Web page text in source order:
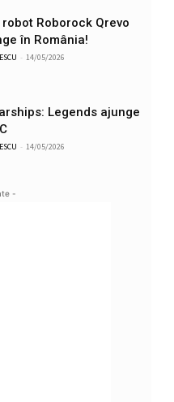
Roborock Qrevo
în România!
- 14/05/2026
Legends ajunge
- 14/05/2026
-